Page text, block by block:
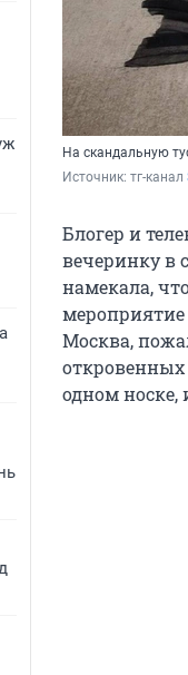
На скандальную
Источник: тг-канал
Блогер и
вечеринку в
намекала,
Москва,
откровенных
одном носке,